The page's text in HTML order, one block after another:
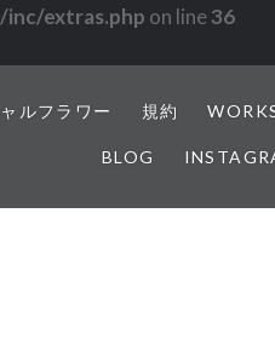
extras.php on line36
ルフラワー 規約
BLOG